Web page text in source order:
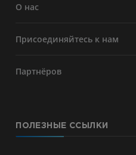
О нас
Присоединяйтесь к нам
Партнёров
ПОЛЕЗНЫЕ ССЫЛКИ